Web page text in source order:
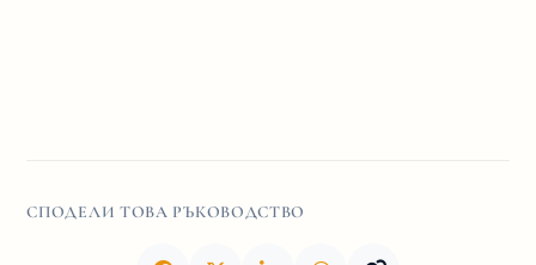
СПОДЕЛИ ТОВА РЪКОВОДСТВО